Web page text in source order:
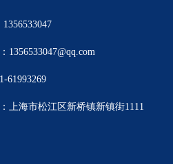
1356533047@qq.com
61993269
上海市松江区新桥镇新镇街1111